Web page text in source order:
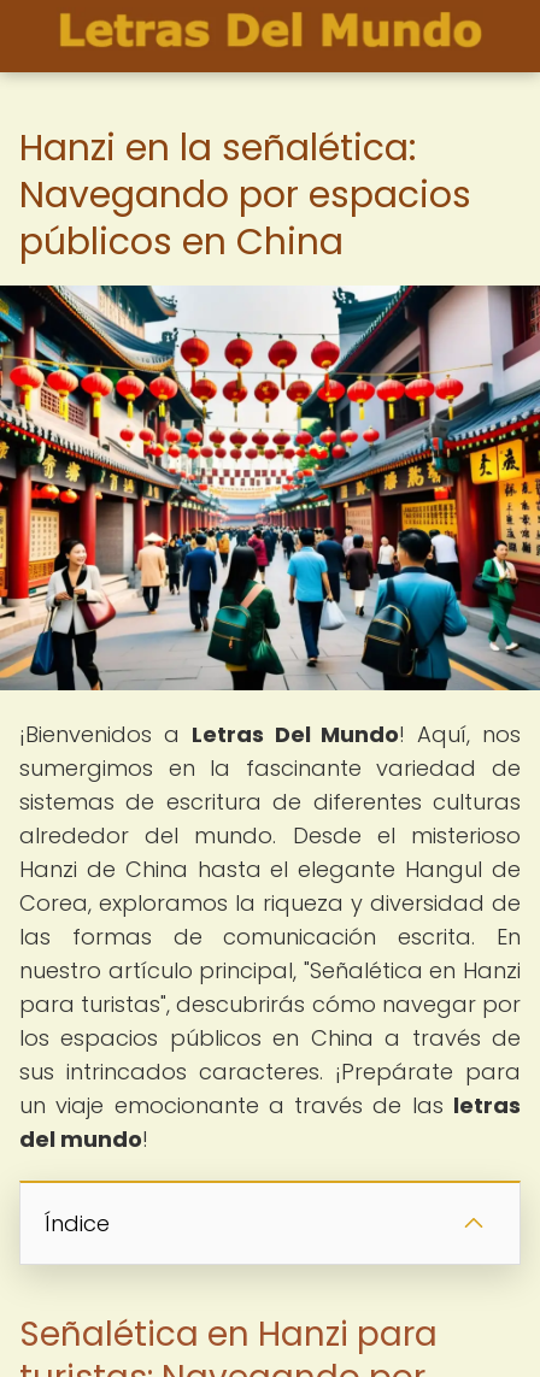
Hanzi en la señalética:
Navegando por espacios
públicos en China
¡Bienvenidos a Letras Del Mundo! Aquí, nos
sumergimos en la fascinante variedad de
sistemas de escritura de diferentes culturas
alrededor del mundo. Desde el misterioso
Hanzi de China hasta el elegante Hangul de
Corea, exploramos la riqueza y diversidad de
las formas de comunicación escrita. En
nuestro artículo principal, "Señalética en Hanzi
para turistas", descubrirás cómo navegar por
los espacios públicos en China a través de
sus intrincados caracteres. ¡Prepárate para
un viaje emocionante a través de las letras
del mundo!
Índice
Señalética en Hanzi para